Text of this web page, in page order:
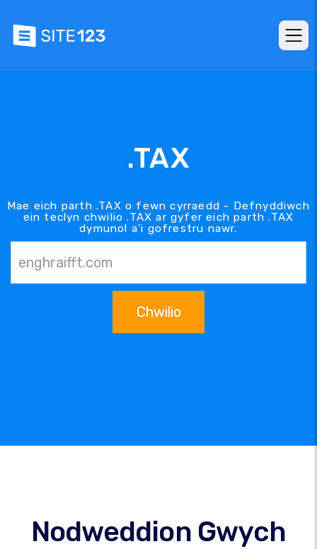
.TAX
Mae eich parth .TAX o fewn cyrraedd - Defnyddiwch
ein teclyn chwilio .TAX ar gyfer eich parth .TAX
dymunol a'i gofrestru nawr.
Chwilio
Nodweddion Gwych